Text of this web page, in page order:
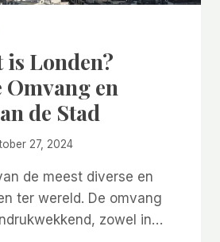
is Londen?
en
de Stad
27, 2024
de meest diverse en
ter wereld. De omvang
zowel in…